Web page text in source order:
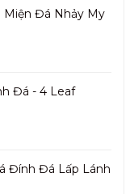
Miện Đá Nhảy My
Đá - 4 Leaf
Đính Đá Lấp Lánh